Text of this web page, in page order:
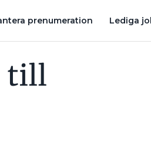
prenumeration Lediga
till
BOLAGET FRÅN SPARC